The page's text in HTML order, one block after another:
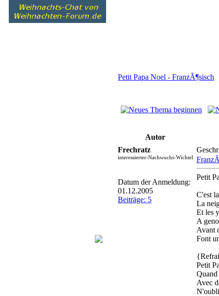
Petit Papa Noel - FranzÃ¶sisch
Autor
Frechratz
interessierter-Nachwuchs-Wichtel
Datum der Anmeldung:
01.12.2005
Beiträge: 5
Petit
C'est
La
Et les
A
Avant
Font
Petit
Quand
Avec